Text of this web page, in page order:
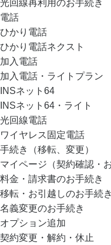
光回線再利用のお手続き
電話
ひかり電話
ひかり電話ネクスト
加入電話
加入電話・ライトプラン
INSネット64
INSネット64・ライト
光回線電話
ワイヤレス固定電話
手続き（移転、変更）
マイページ（契約確認・
料金・請求書のお手続き
移転・お引越しのお手続き
名義変更のお手続き
オプション追加
契約変更・解約・休止